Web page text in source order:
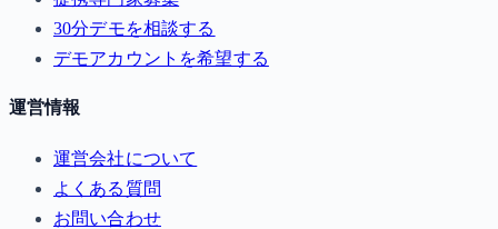
30分デモを相談する
デモアカウントを希望する
運営情報
運営会社について
よくある質問
お問い合わせ